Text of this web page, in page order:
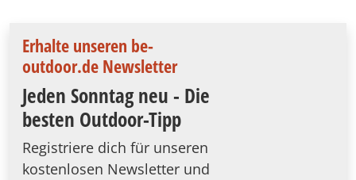
Erhalte unseren be-
outdoor.de Newsletter
Jeden Sonntag neu - Die
besten Outdoor-Tipp
Registriere dich für unseren
kostenlosen Newsletter und